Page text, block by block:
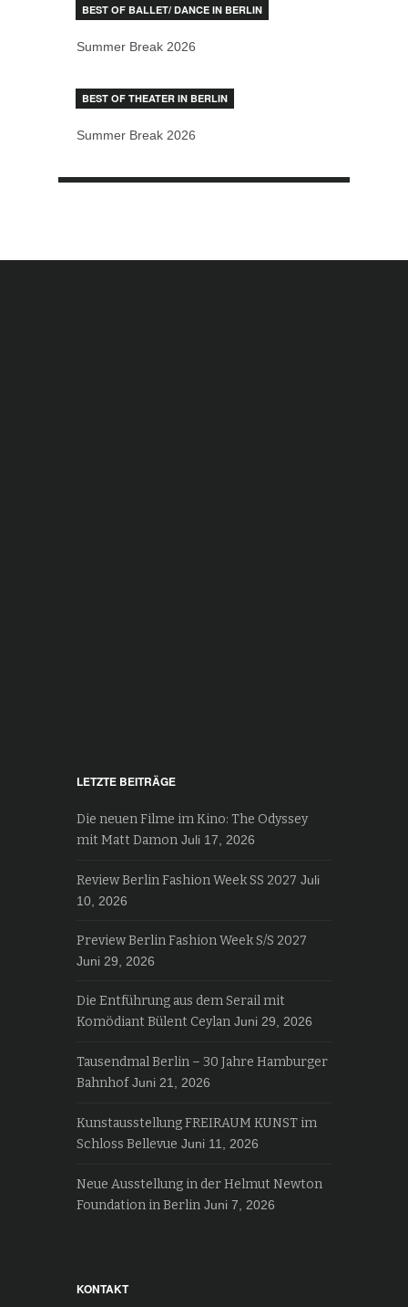
BEST OF BALLET/ DANCE IN BERLIN
Summer Break 2026
BEST OF THEATER IN BERLIN
Summer Break 2026
LETZTE BEITRÄGE
Die neuen Filme im Kino: The Odyssey
mit Matt Damon Juli 17, 2026
Review Berlin Fashion Week SS 2027 Juli
10, 2026
Preview Berlin Fashion Week S/S 2027
Juni 29, 2026
Die Entführung aus dem Serail mit
Komödiant Bülent Ceylan Juni 29, 2026
Tausendmal Berlin – 30 Jahre Hamburger
Bahnhof Juni 21, 2026
Kunstausstellung FREIRAUM KUNST im
Schloss Bellevue Juni 11, 2026
Neue Ausstellung in der Helmut Newton
Foundation in Berlin Juni 7, 2026
KONTAKT